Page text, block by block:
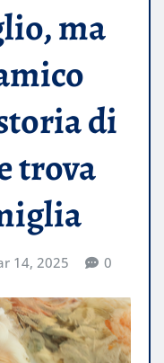
ma
di
trova
14, 2025 0